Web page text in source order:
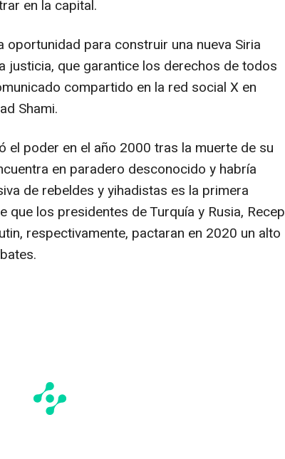
en la capital.
oportunidad para construir una nueva Siria
justicia, que garantice los derechos de todos
compartido en la red social X en
Shami.
el poder en el año 2000 tras la muerte de su
en paradero desconocido y habría
de rebeldes y yihadistas es la primera
que los presidentes de Turquía y Rusia, Recep
respectivamente, pactaran en 2020 un alto